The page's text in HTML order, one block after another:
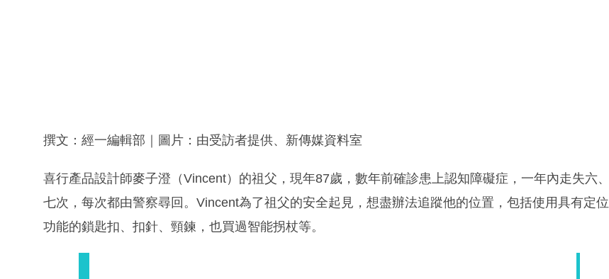
撰文：經一編輯部｜圖片：由受訪者提供、新傳媒資料室
喜行產品設計師麥子澄（Vincent）的祖父，現年87歲，數年前確診患上認知障礙症，一年內走失六、
七次，每次都由警察尋回。Vincent為了祖父的安全起見，想盡辦法追蹤他的位置，包括使用具有定位
功能的鎖匙扣、扣針、頸鍊，也買過智能拐杖等。